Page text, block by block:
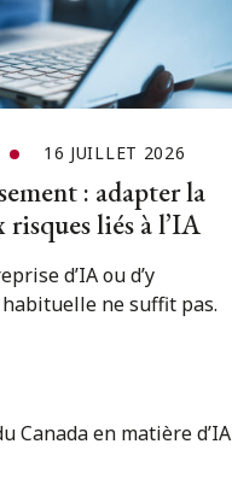
16 JUILLET 2026
: adapter la
liés à l’IA
d’IA ou d’y
ne suffit pas.